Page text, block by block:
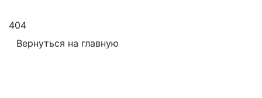
404
Вернуться на главную